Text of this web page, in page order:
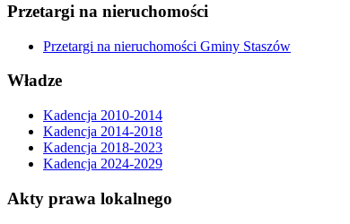
Przetargi na nieruchomości
Przetargi na nieruchomości Gminy Staszów
Władze
Kadencja 2010-2014
Kadencja 2014-2018
Kadencja 2018-2023
Kadencja 2024-2029
Akty prawa lokalnego